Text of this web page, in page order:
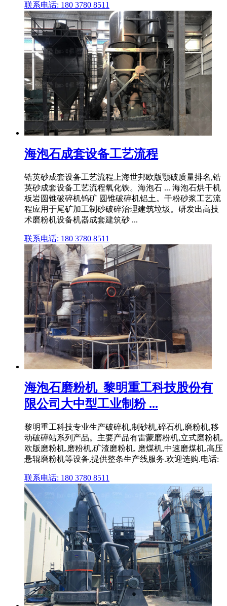
联系电话: 180 3780 8511
海泡石成套设备工艺流程
锆英砂成套设备工艺流程上海世邦欧版颚破质量排名,锆
英砂成套设备工艺流程氧化铁。海泡石 ... 海泡石烘干机
板岩圆锥破碎机钨矿 圆锥破碎机铝土。干粉砂浆工艺流
程应用于尾矿加工制砂破碎治理建筑垃圾。研发出高技
术磨粉机设备机器成套建筑砂 ...
联系电话: 180 3780 8511
海泡石磨粉机_黎明重工科技股份有
限公司大中型工业制粉 ...
黎明重工科技专业生产破碎机,制砂机,碎石机,磨粉机,移
动破碎站系列产品。主要产品有雷蒙磨粉机,立式磨粉机,
欧版磨粉机,磨粉机,矿渣磨粉机, 磨煤机,中速磨煤机,高压
悬辊磨粉机等设备,提供整条生产线服务.欢迎选购.电话:
联系电话: 180 3780 8511